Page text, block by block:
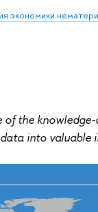
экономики
the
into